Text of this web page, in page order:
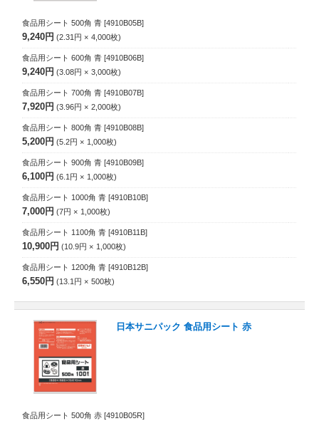
食品用シート 500角 青 [4910B05B]
9,240円 2.31円 4,000枚
食品用シート 600角 青 [4910B06B]
9,240円 3.08円 3,000枚
食品用シート 700角 青 [4910B07B]
7,920円 3.96円 2,000枚
食品用シート 800角 青 [4910B08B]
5,200円 5.2円 1,000枚
食品用シート 900角 青 [4910B09B]
6,100円 6.1円 1,000枚
食品用シート 1000角 青 [4910B10B]
7,000円 7円 1,000枚
食品用シート 1100角 青 [4910B11B]
10,900円 10.9円 1,000枚
食品用シート 1200角 青 [4910B12B]
6,550円 13.1円 500枚
日本サニパック 食品用シート 赤
食品用シート 500角 赤 [4910B05R]